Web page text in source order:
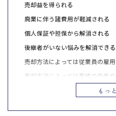
もっ
売却益を得られる
廃業に伴う諸費用が軽減される
個人保証や担保から解消される
後継者がいない悩みを解消できる
売却方法によっては従業員の雇
売却方法によっては業績の改善